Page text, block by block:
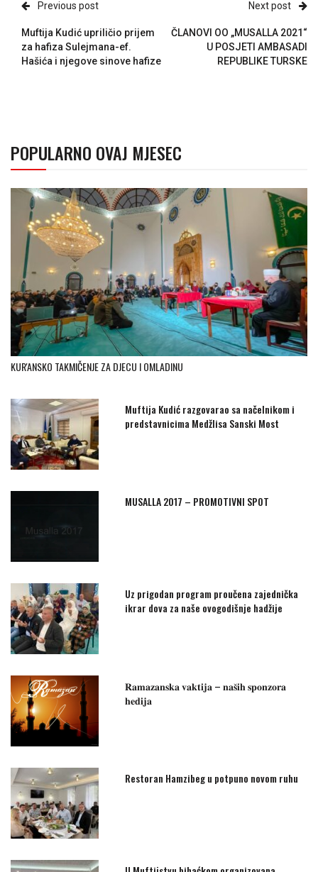
Previous post
Muftija Kudić upriličio prijem
za hafiza Sulejmana-ef.
Hašića i njegove sinove hafize
Next post
ČLANOVI OO „MUSALLA 2021“
U POSJETI AMBASADI
REPUBLIKE TURSKE
POPULARNO OVAJ MJESEC
KUR'ANSKO TAKMIČENJE ZA DJECU I OMLADINU
Muftija Kudić razgovarao sa načelnikom i
predstavnicima Medžlisa Sanski Most
MUSALLA 2017 – PROMOTIVNI SPOT
Uz prigodan program proučena zajednička
ikrar dova za naše ovogodišnje hadžije
𝐑𝐚𝐦𝐚𝐳𝐚𝐧𝐬𝐤𝐚 𝐯𝐚𝐤𝐭𝐢𝐣𝐚 – 𝐧𝐚𝐬̌𝐢𝐡 𝐬𝐩𝐨𝐧𝐳𝐨𝐫𝐚
𝐡𝐞𝐝𝐢𝐣𝐚
Restoran Hamzibeg u potpuno novom ruhu